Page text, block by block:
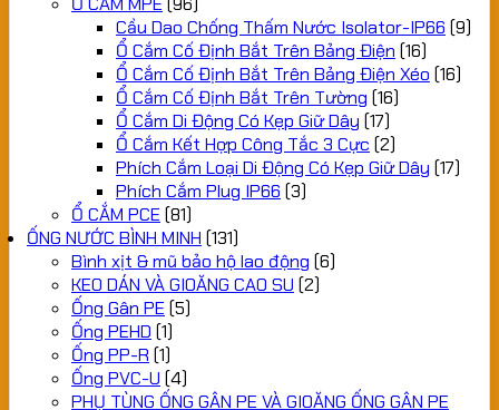
Cầu Dao Chống Thấm Nước Isolator-IP66 (9)
Ổ Cắm Cố Định Bắt Trên Bảng Điện (16)
Ổ Cắm Cố Định Bắt Trên Bảng Điện Xéo (16)
Ổ Cắm Cố Định Bắt Trên Tường (16)
Ổ Cắm Di Động Có Kẹp Giữ Dây (17)
Ổ Cắm Kết Hợp Công Tắc 3 Cực (2)
Phích Cắm Loại Di Động Có Kẹp Giữ Dây (17)
Phích Cắm Plug IP66 (3)
Ổ CẮM PCE (81)
ỐNG NƯỚC BÌNH MINH (131)
Bình xịt & mũ bảo hộ lao động (6)
KEO DÁN VÀ GIOĂNG CAO SU (2)
Ống Gân PE (5)
Ống PEHD (1)
Ống PP-R (1)
Ống PVC-U (4)
PHỤ TÙNG ỐNG GÂN PE VÀ GIOĂNG ỐNG GÂN PE